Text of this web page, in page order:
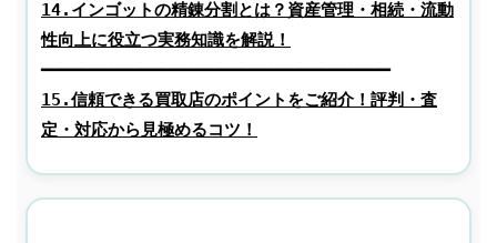
14.インゴットの精錬分割とは？資産管理・相続・流動
性向上に役立つ実務知識を解説！
15.信頼できる買取店のポイントをご紹介！評判・査
定・対応から見極めるコツ！